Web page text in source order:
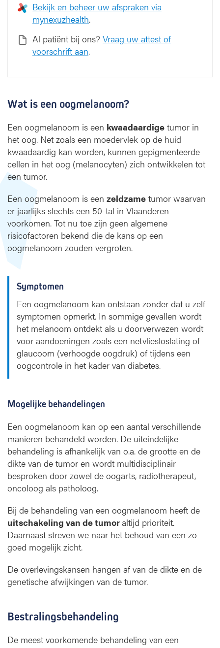
Bekijk en beheer uw afspraken via
mynexuzhealth.
Al patiënt bij ons? Vraag uw attest of
voorschrift aan.
Wat is een oogmelanoom?
Een oogmelanoom is een kwaadaardige tumor in
het oog. Net zoals een moedervlek op de huid
kwaadaardig kan worden, kunnen gepigmenteerde
cellen in het oog (melanocyten) zich ontwikkelen tot
een tumor.
Een oogmelanoom is een zeldzame tumor waarvan
er jaarlijks slechts een 50-tal in Vlaanderen
voorkomen. Tot nu toe zijn geen algemene
risicofactoren bekend die de kans op een
oogmelanoom zouden vergroten.
Symptomen
Een oogmelanoom kan ontstaan zonder dat u zelf
symptomen opmerkt. In sommige gevallen wordt
het melanoom ontdekt als u doorverwezen wordt
voor aandoeningen zoals een netvliesloslating of
glaucoom (verhoogde oogdruk) of tijdens een
oogcontrole in het kader van diabetes.
Mogelijke behandelingen
Een oogmelanoom kan op een aantal verschillende
manieren behandeld worden. De uiteindelijke
behandeling is afhankelijk van o.a. de grootte en de
dikte van de tumor en wordt multidisciplinair
besproken door zowel de oogarts, radiotherapeut,
oncoloog als patholoog.
Bij de behandeling van een oogmelanoom heeft de
uitschakeling van de tumoraltijd prioriteit.
Daarnaast streven we naar het behoud van een zo
goed mogelijk zicht.
De overlevingskansen hangen af van de dikte en de
genetische afwijkingen van de tumor.
Bestralingsbehandeling
De meest voorkomende behandeling van een